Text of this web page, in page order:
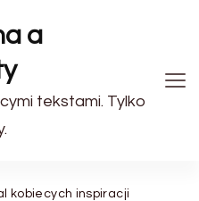
a
tekstami. Tylko
kobiecych inspiracji